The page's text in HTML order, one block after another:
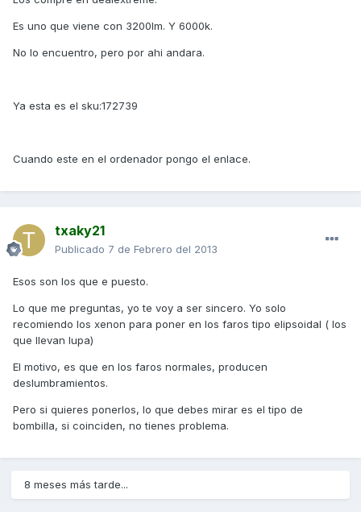
Es uno que viene con 3200lm. Y 6000k.
No lo encuentro, pero por ahi andara.
Ya esta es el sku:172739
Cuando este en el ordenador pongo el enlace.
txaky21
Publicado 7 de Febrero del 2013
Esos son los que e puesto.
Lo que me preguntas, yo te voy a ser sincero. Yo solo
recomiendo los xenon para poner en los faros tipo elipsoidal ( los
que llevan lupa)
El motivo, es que en los faros normales, producen
deslumbramientos.
Pero si quieres ponerlos, lo que debes mirar es el tipo de
bombilla, si coinciden, no tienes problema.
8 meses más tarde...